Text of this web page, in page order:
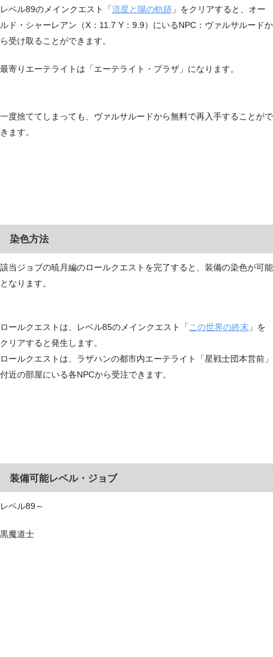
レベル89のメインクエスト「 流星と陽の軌跡 」をクリアすると、オー
ルド・シャーレアン（X：11.7 Y：9.9）にいるNPC：ヴァルサルードか
ら受け取ることができます。
最寄りエーテライトは「エーテライト・プラザ」になります。
一度捨ててしまっても、ヴァルサルードから無料で再入手することがで
きます。
染色方法
該当ジョブの暁月編のロールクエストを完了すると、装備の染色が可能
となります。
ロールクエストは、レベル85のメインクエスト「 この世界の終末 」を
クリアすると発生します。
ロールクエストは、ラザハンの都市内エーテライト「星戦士団本営前」
付近の部屋にいる各NPCから受注できます。
装備可能レベル・ジョブ
レベル89～
黒魔道士